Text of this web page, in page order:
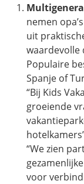
nemen
uit
waardevolle
Populaire
Spanje of
“Bij Kids
groeiende
“We zien
voor